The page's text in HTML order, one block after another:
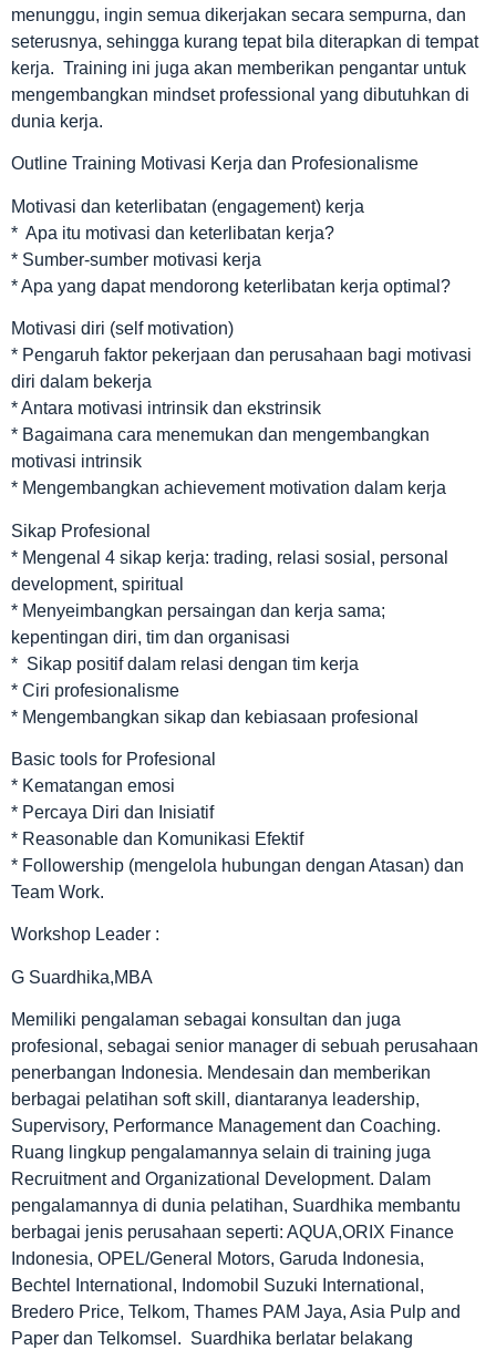
menunggu, ingin semua dikerjakan secara sempurna, dan
seterusnya, sehingga kurang tepat bila diterapkan di tempat
kerja. Training ini juga akan memberikan pengantar untuk
mengembangkan mindset professional yang dibutuhkan di
dunia kerja.
Outline Training Motivasi Kerja dan Profesionalisme
Motivasi dan keterlibatan (engagement) kerja
* Apa itu motivasi dan keterlibatan kerja?
* Sumber-sumber motivasi kerja
* Apa yang dapat mendorong keterlibatan kerja optimal?
Motivasi diri (self motivation)
* Pengaruh faktor pekerjaan dan perusahaan bagi motivasi
diri dalam bekerja
* Antara motivasi intrinsik dan ekstrinsik
* Bagaimana cara menemukan dan mengembangkan
motivasi intrinsik
* Mengembangkan achievement motivation dalam kerja
Sikap Profesional
* Mengenal 4 sikap kerja: trading, relasi sosial, personal
development, spiritual
* Menyeimbangkan persaingan dan kerja sama;
kepentingan diri, tim dan organisasi
* Sikap positif dalam relasi dengan tim kerja
* Ciri profesionalisme
* Mengembangkan sikap dan kebiasaan profesional
Basic tools for Profesional
* Kematangan emosi
* Percaya Diri dan Inisiatif
* Reasonable dan Komunikasi Efektif
* Followership (mengelola hubungan dengan Atasan) dan
Team Work.
Workshop Leader :
G Suardhika,MBA
Memiliki pengalaman sebagai konsultan dan juga
profesional, sebagai senior manager di sebuah perusahaan
penerbangan Indonesia. Mendesain dan memberikan
berbagai pelatihan soft skill, diantaranya leadership,
Supervisory, Performance Management dan Coaching.
Ruang lingkup pengalamannya selain di training juga
Recruitment and Organizational Development. Dalam
pengalamannya di dunia pelatihan, Suardhika membantu
berbagai jenis perusahaan seperti: AQUA,ORIX Finance
Indonesia, OPEL/General Motors, Garuda Indonesia,
Bechtel International, Indomobil Suzuki International,
Bredero Price, Telkom, Thames PAM Jaya, Asia Pulp and
Paper dan Telkomsel. Suardhika berlatar belakang